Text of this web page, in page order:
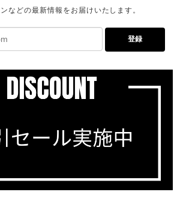
などの最新情報をお届けいたします。
登録